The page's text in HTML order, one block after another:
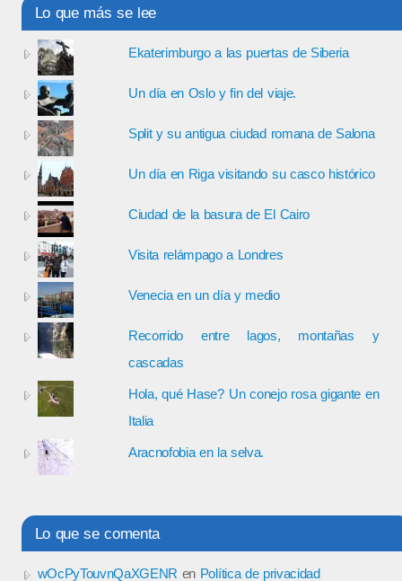
Lo que más se lee
Ekaterimburgo a las puertas de Siberia
Un día en Oslo y fin del viaje.
Split y su antigua ciudad romana de Salona
Un día en Riga visitando su casco histórico
Ciudad de la basura de El Cairo
Visita relámpago a Londres
Venecia en un día y medio
Recorrido entre lagos, montañas y
cascadas
Hola, qué Hase? Un conejo rosa gigante en
Italia
Aracnofobia en la selva.
Lo que se comenta
wOcPyTouvnQaXGENR en Política de privacidad